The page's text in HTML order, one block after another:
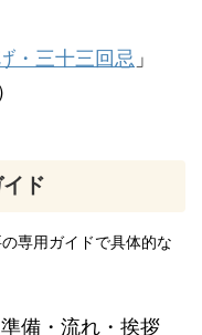
・三十三回忌 」
ド
専用ガイドで具体的な
準備・流れ・挨拶